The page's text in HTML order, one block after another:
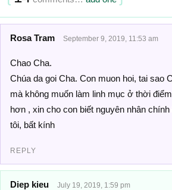
Rosa Tram September 9, 2019, 11:53 am
Chao Cha.
Chúa da goi Cha. Con muon hoi, tai sao
mà không muốn làm linh mục ở thời
hơn , xin cho con biết nguyên nhân
tôi, bất kính
REPLY
Diep kieu July 19, 2019, 1:59 pm